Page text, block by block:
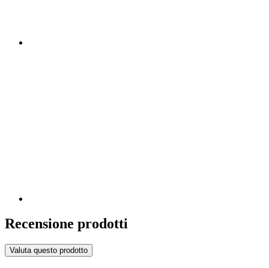
Recensione prodotti
Valuta questo prodotto